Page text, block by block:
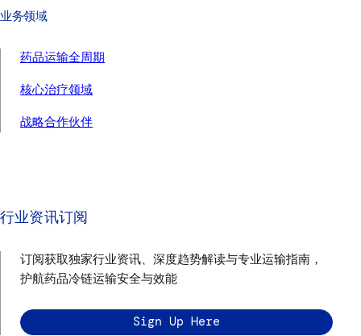
业务领域
药品运输全周期
核心治疗领域
战略合作伙伴
行业资讯订阅
订阅获取独家行业资讯、深度趋势解读与专业运输指南，
护航药品冷链运输安全与效能
Sign Up Here